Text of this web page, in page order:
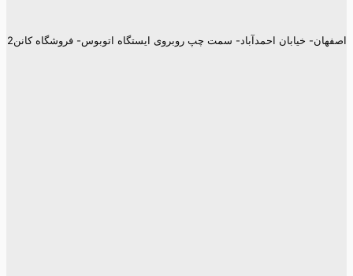
اصفهان- خیابان احمدآباد- سمت چپ روبروی ایستگاه اتوبوس- فروشگاه کانن2